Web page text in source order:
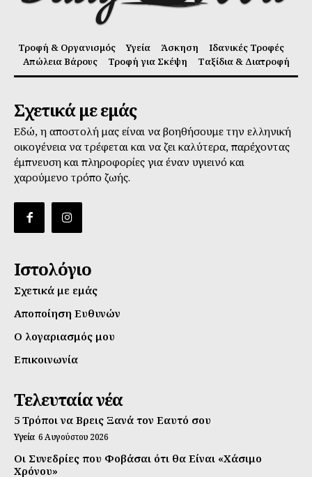
Τροφή & Οργανισμός Υγεία Άσκηση
Ιδανικές Τροφές
Απώλεια Βάρους
Τροφή για Σκέψη Ταξίδια & Διατροφή
Σχετικά με εμάς
Εδώ, η αποστολή μας είναι να βοηθήσουμε την ελληνική
οικογένεια να τρέφεται και να ζει καλύτερα, παρέχοντας
έμπνευση και πληροφορίες για έναν υγιεινό και
χαρούμενο τρόπο ζωής.
Ιστολόγιο
Σχετικά με εμάς
Αποποίηση Ευθυνών
Ο λογαριασμός μου
Επικοινωνία
Τελευταία νέα
5 Τρόποι να Βρεις Ξανά τον Εαυτό σου
Υγεία 6 Αυγούστου 2026
Οι Συνεδρίες που Φοβάσαι ότι θα Είναι «Χάσιμο
Χρόνου»